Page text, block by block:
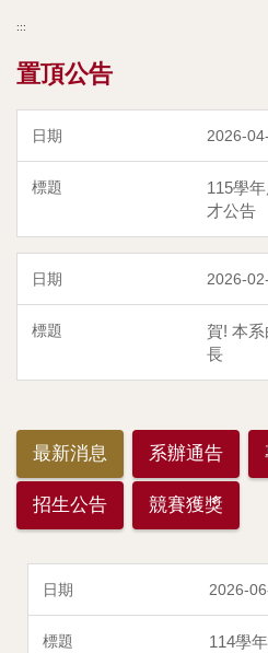
:::
置頂公告
2026-
115學
才公告
2026-
賀! 本
長
最新消息 系辦通告
招生公告 競賽獲獎
2026-
114學